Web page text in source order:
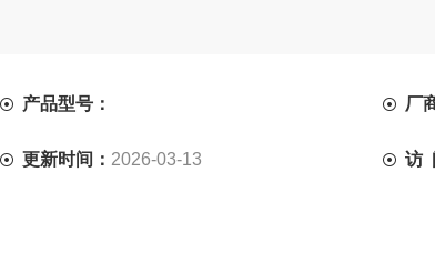
产品型号： 厂
更新时间： 2026-03-13 访